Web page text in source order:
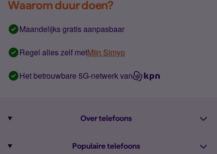
Waarom duur doen?
Maandelijks gratis aanpasbaar
Regel alles zelf metMijn Simyo
Het betrouwbare 5G-netwerk van
Over telefoons
Populaire telefoons